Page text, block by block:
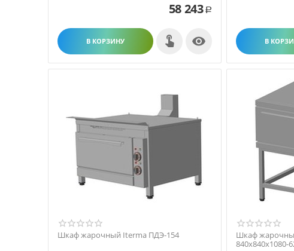
58 243 Р
В КОРЗИНУ  В
Шкаф жарочный Iterma ПДЭ-154
Шкаф
840х840х1080-